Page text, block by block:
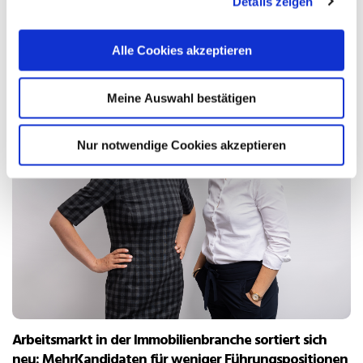
Alle Cookies akzeptieren
Meine Auswahl bestätigen
Nur notwendige Cookies akzeptieren
Arbeitsmarkt in der Immobilienbranche sortiert sich